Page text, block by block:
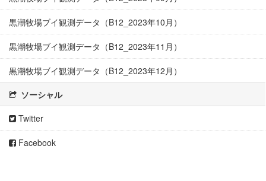
黒潮牧場ブイ観測データ（B12_2023年10月）
黒潮牧場ブイ観測データ（B12_2023年11月）
黒潮牧場ブイ観測データ（B12_2023年12月）
ソーシャル
Twitter
Facebook